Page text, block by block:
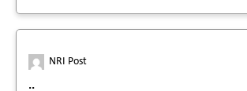
NRI Post
..